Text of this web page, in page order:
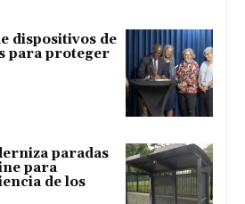
dispositivos de
para proteger
paradas
para
de los